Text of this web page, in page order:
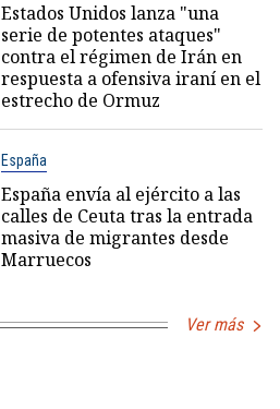
Estados Unidos lanza "una
serie de potentes ataques"
contra el régimen de Irán en
respuesta a ofensiva iraní en el
estrecho de Ormuz
España
España envía al ejército a las
calles de Ceuta tras la entrada
masiva de migrantes desde
Marruecos
Ver más